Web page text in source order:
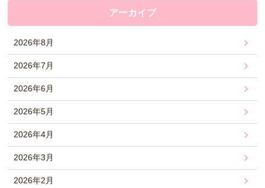
アーカイブ
2026年8月
2026年7月
2026年6月
2026年5月
2026年4月
2026年3月
2026年2月